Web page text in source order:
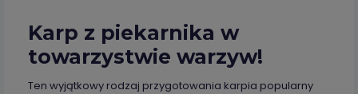
Karp z piekarnika w
towarzystwie warzyw!
Ten wyjątkowy rodzaj przygotowania karpia popularny